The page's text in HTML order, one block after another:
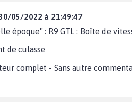
05/2022 à 21:49:47
époque" : R9 GTL : Boîte de
de culasse
complet - Sans autre